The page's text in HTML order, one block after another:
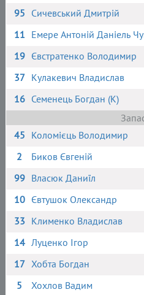
95 Сичевський Дмитрій
11 Емере Антоній Даніель
19 Євстратенко Володимир
37 Кулакевич Владислав
16 Семенець Богдан (К)
45 Коломієць Володимир
2
Биков Євгеній
99 Власюк Даниїл
10 Євтушок Олександр
33 Клименко Владислав
14 Луценко Ігор
17 Хобта Богдан
5
Хохлов Вадим